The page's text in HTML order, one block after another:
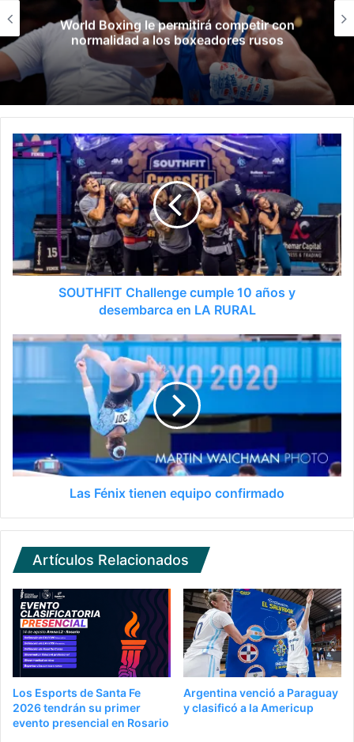
Late el Sur: la canción de los Juegos
Suramericanos compuesta por mujeres
SOUTHFIT Challenge cumple 10 años y
desembarca en LA RURAL
Las Fénix tienen equipo confirmado
Artículos Relacionados
Los Esports de Santa Fe
2026 tendrán su primer
evento presencial en Rosario
Argentina venció a Paraguay
y clasificó a la Americup